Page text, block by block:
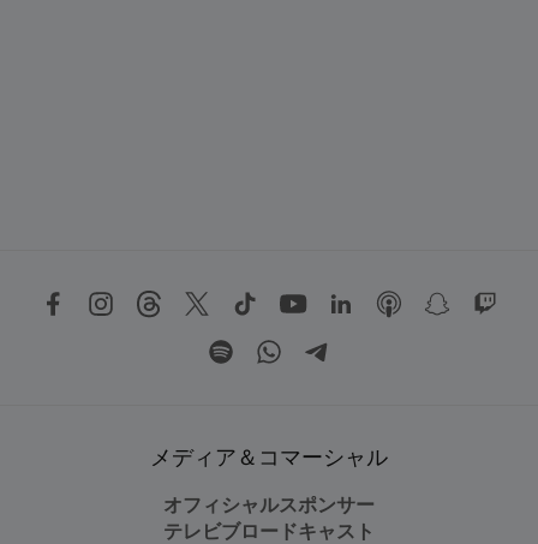
メディア＆コマーシャル
オフィシャルスポンサー
テレビブロードキャスト